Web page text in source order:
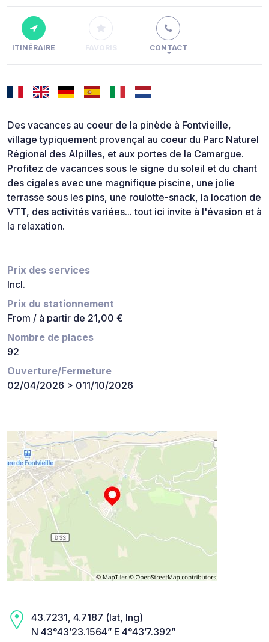
ITINÉRAIRE FAVORIS CONTACT
Des vacances au coeur de la pinède à Fontvieille,
village typiquement provençal au coeur du Parc Naturel
Régional des Alpilles, et aux portes de la Camargue.
Profitez de vacances sous le signe du soleil et du chant
des cigales avec une magnifique piscine, une jolie
terrasse sous les pins, une roulotte-snack, la location de
VTT, des activités variées... tout ici invite à l'évasion et à
la relaxation.
Prix des services
Incl.
Prix du stationnement
From / à partir de 21,00 €
Nombre de places
92
Ouverture/Fermeture
02/04/2026 > 011/10/2026
43.7231, 4.7187 (lat, lng)
N 43°43’23.1564” E 4°43’7.392”